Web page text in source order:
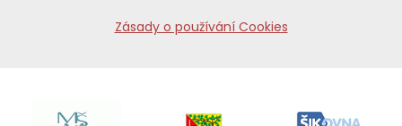
Zásady o používání Cookies